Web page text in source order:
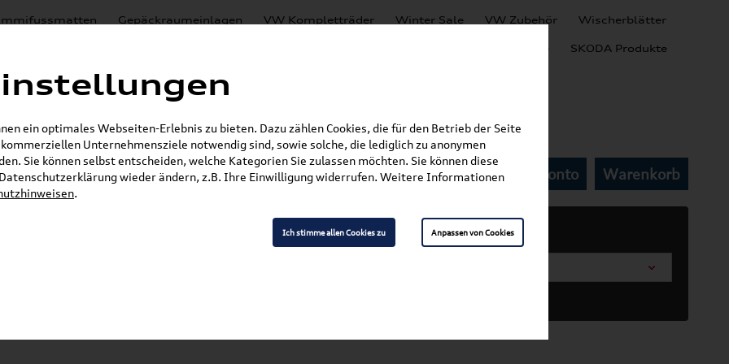
Gepäckraumeinlagen VW Kompletträder Winter Sale VW Zubehör Wischerblätter
SEAT Produkte SKODA Produkte
Lackierungen
E-Mail
Produkte » Elektromobilität » Ladekabel » Haushalt Mein Kundenkonto Warenkorb
ein optimales Webseiten-Erlebnis zu bieten. Dazu zählen Cookies, die für den Betrieb der Seite
Unternehmensziele notwendig sind, sowie solche, die lediglich zu anonymen
Sie können selbst entscheiden, welche Kategorien Sie zulassen möchten. Sie können diese
wieder ändern, z.B. Ihre Einwilligung widerrufen. Weitere Informationen
.
Ich stimme allen Cookies zu Anpassen von Cookies